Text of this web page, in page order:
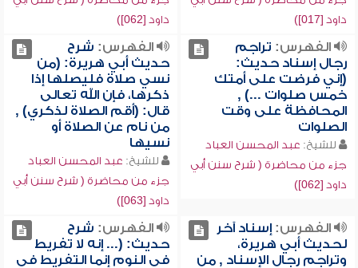
داود [017])
داود [062])
الفهرس: تراجم
رجال إسناد حديث:
(إني فرضت على أمتك
خمس صلوات ...) ,
المحافظة على وقت
الصلوات
للشيخ: عبد المحسن العباد
جزء من محاضرة ( شرح سنن أبي
داود [062])
الفهرس: شرح
حديث أبي هريرة: (من
نسي صلاة فليصلها إذا
ذكرها، فإن الله تعالى
قال: (أقم الصلاة لذكري) ,
من نام عن الصلاة أو
نسيها
للشيخ: عبد المحسن العباد
جزء من محاضرة ( شرح سنن أبي
داود [063])
الفهرس:إسناد آخر
لحديث أبي هريرة،
وتراجم رجال الإسناد , من
الفهرس: شرح
حديث: (... إنه لا تفريط
في النوم إنما التفريط في